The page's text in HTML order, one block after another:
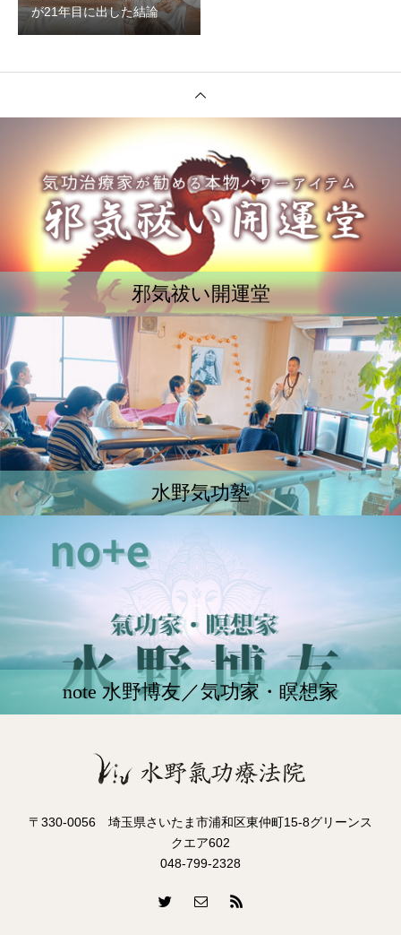
が21年目に出した結論
邪気祓い開運堂
水野気功塾
note 水野博友／気功家・瞑想家
〒330-0056 埼玉県さいたま市浦和区東仲町15-8グリーンス
クエア602
048-799-2328